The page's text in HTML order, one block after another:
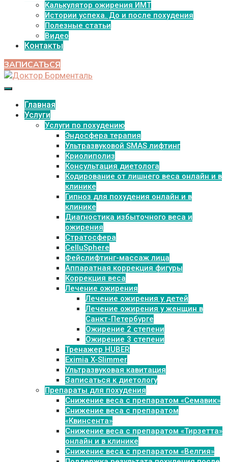
Калькулятор ожирения ИМТ
Истории успеха. До и после похудения
Полезные статьи
Видео
Контакты
ЗАПИСАТЬСЯ
Главная
Услуги
Услуги по похудению
Эндосфера терапия
Ультразвуковой SMAS лифтинг
Криолиполиз
Консультация диетолога
Кодирование от лишнего веса онлайн и в
клинике
Гипноз для похудения онлайн и в
клинике
Диагностика избыточного веса и
ожирения
Стратосфера
CelluSphere
Фейслифтинг-массаж лица
Аппаратная коррекция фигуры
Коррекция веса
Лечение ожирения
Лечение ожирения у детей
Лечение ожирения у женщин в
Санкт-Петербурге
Ожирение 2 степени
Ожирение 3 степени
Тренажер HUBER
Eximia X-Slimmer
Ультразвуковая кавитация
Записаться к диетологу
Препараты для похудения
Cнижение веса с препаратом «Семавик»
Снижение веса с препаратом
«Квинсента»
Снижение веса с препаратом «Тирзетта»
онлайн и в клинике
Снижение веса с препаратом «Велгия»